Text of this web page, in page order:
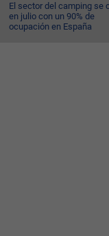
El sector del camping se
en julio con un 90% de
ocupación en España